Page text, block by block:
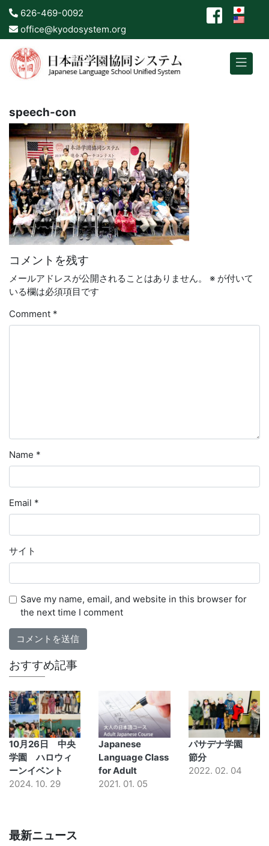
626-469-0092
office@kyodosystem.org
speech-con
コメントを残す
メールアドレスが公開されることはありません。 ※ が付いて
いる欄は必須項目です
Comment *
Name *
Email *
サイト
Save my name, email, and website in this browser for
the next time I comment
おすすめ記事
10月26日 中央
学園 ハロウィ
ーンイベント
2024. 10. 29
Japanese
Language Class
for Adult
2021. 01. 05
パサデナ学園
節分
2022. 02. 04
最新ニュース